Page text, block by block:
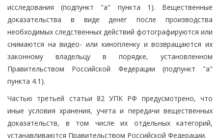
исследования (подпункт "а" пункта 1). Вещественные
доказательства в виде денег после производства
необходимых следственных действий фотографируются или
снимаются на видео- или кинопленку и возвращаются их
законному владельцу в порядке, установленном
Правительством Российской Федерации (подпункт "а"
пункта 4.1).
Частью третьей статьи 82 УПК РФ предусмотрено, что
иные условия хранения, учета и передачи вещественных
доказательств, в том числе их отдельных категорий,
устанавливаются Правительством Российской Федерации.